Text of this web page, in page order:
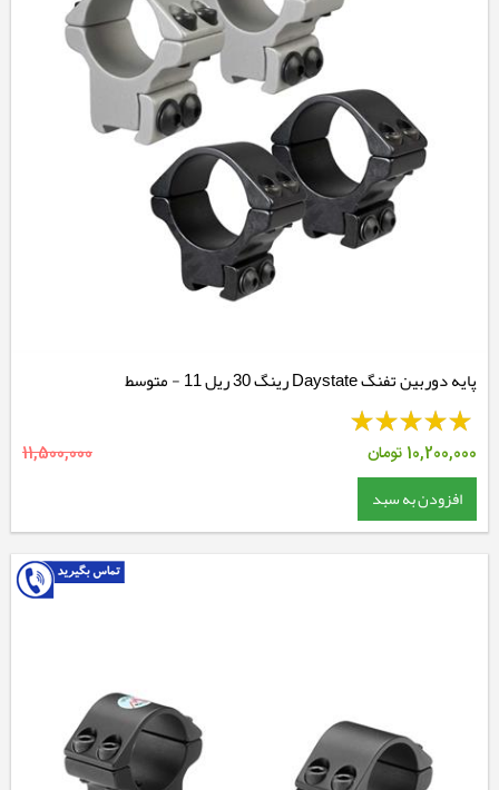
پایه دوربین تفنگ Daystate رینگ 30 ریل 11 - متوسط
10,200,000 تومان 11,500,000
افزودن به سبد